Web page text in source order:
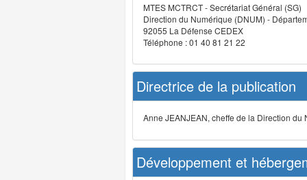
MTES MCTRCT - Secrétariat Général (SG)
Direction du Numérique (DNUM) -
92055 La Défense CEDEX
Téléphone : 01 40 81 21 22
Directrice de la publication
Anne JEANJEAN, cheffe de la Direction du
Développement et